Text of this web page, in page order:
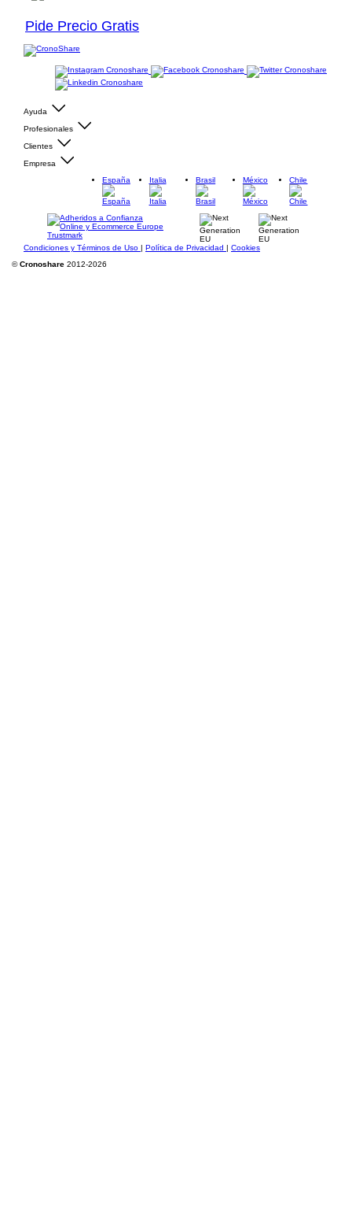
Pide Precio Gratis
Ayuda
Profesionales
Clientes
Empresa
España
Italia Brasil México Chile
Condiciones y Términos de Uso | Política de Privacidad | Cookies
©Cronoshare 2012-2026